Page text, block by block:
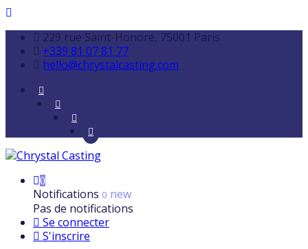
229 rue Saint-Honoré, 75001 Paris
+339 81 07 81 77
hello@chrystalcasting.com
0
Notifications 0 new
Pas de notifications
Se connecter
S'inscrire